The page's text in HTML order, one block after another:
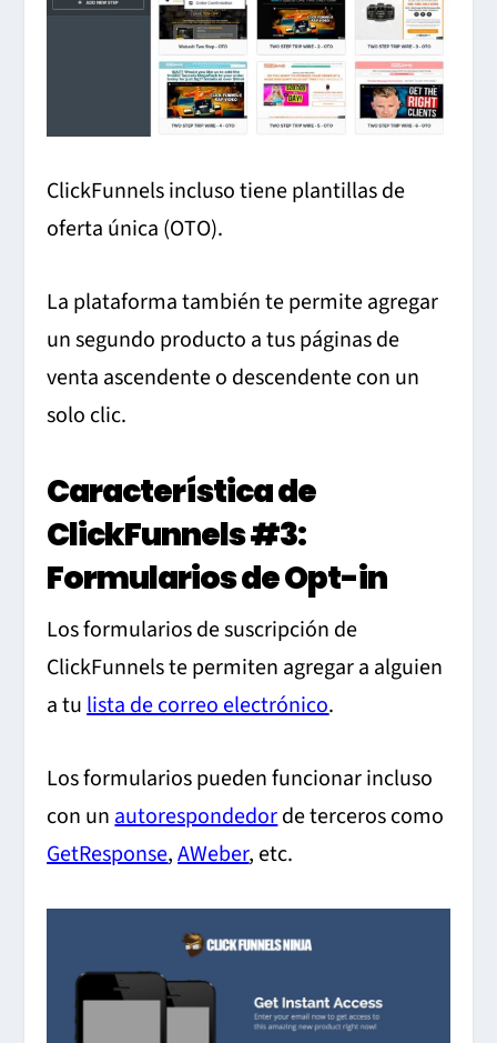
ClickFunnels incluso tiene plantillas de
oferta única (OTO).
La plataforma también te permite agregar
un segundo producto a tus páginas de
venta ascendente o descendente con un
solo clic.
Característica de
ClickFunnels #3:
Formularios de Opt-in
Los formularios de suscripción de
ClickFunnels te permiten agregar a alguien
a tu lista de correo electrónico.
Los formularios pueden funcionar incluso
con un autorespondedorde terceros como
GetResponse,AWeber, etc.